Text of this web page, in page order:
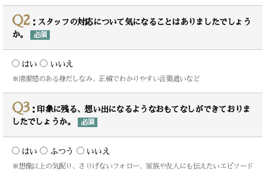
Q2：スタッフの対応について気になることはありましたでしょう
か。
必須
はい いいえ
※清潔感のある身だしなみ、正確でわかりやすい言葉遣いなど
Q3：印象に残る、想い出になるようなおもてなしができておりま
したでしょうか。
必須
はい ふつう いいえ
※想像以上の気配り、さりげないフォロー、家族や友人にも伝えたいエピソード